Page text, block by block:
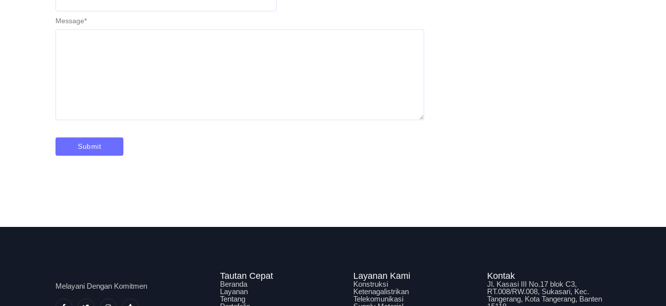
Message*
Melayani Dengan Komitmen
Tautan Cepat
Beranda
Layanan
Tentang
Layanan Kami
Konstruksi
Ketenagalistrikan
Telekomunikasi
Kontak
Jl. Kasasi III No.17 blok C3,
RT.008/RW.008, Sukasari, Kec.
Tangerang, Kota Tangerang, Banten